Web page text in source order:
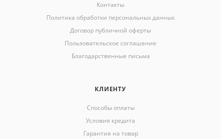
Контакты
Политика обработки персональных данных
Договор публичной оферты
Пользовательское соглашение
Благодарственные письма
КЛИЕНТУ
Способы оплаты
Условия кредита
Гарантия на товар